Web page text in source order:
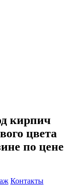
кирпич
цвета
по цене
Контакты